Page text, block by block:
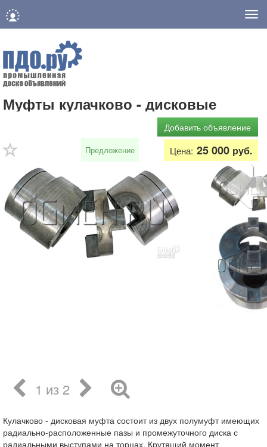
Муфты кулачково - дисковые
Добавить объявление
Предложение Цена: 25 000 руб.
1 из 2
Кулачково - дисковая муфта состоит из двух полумуфт имеющих
радиально-расположенные пазы и промежуточного диска с
радиальными выступами на торцах. Крутящий момент